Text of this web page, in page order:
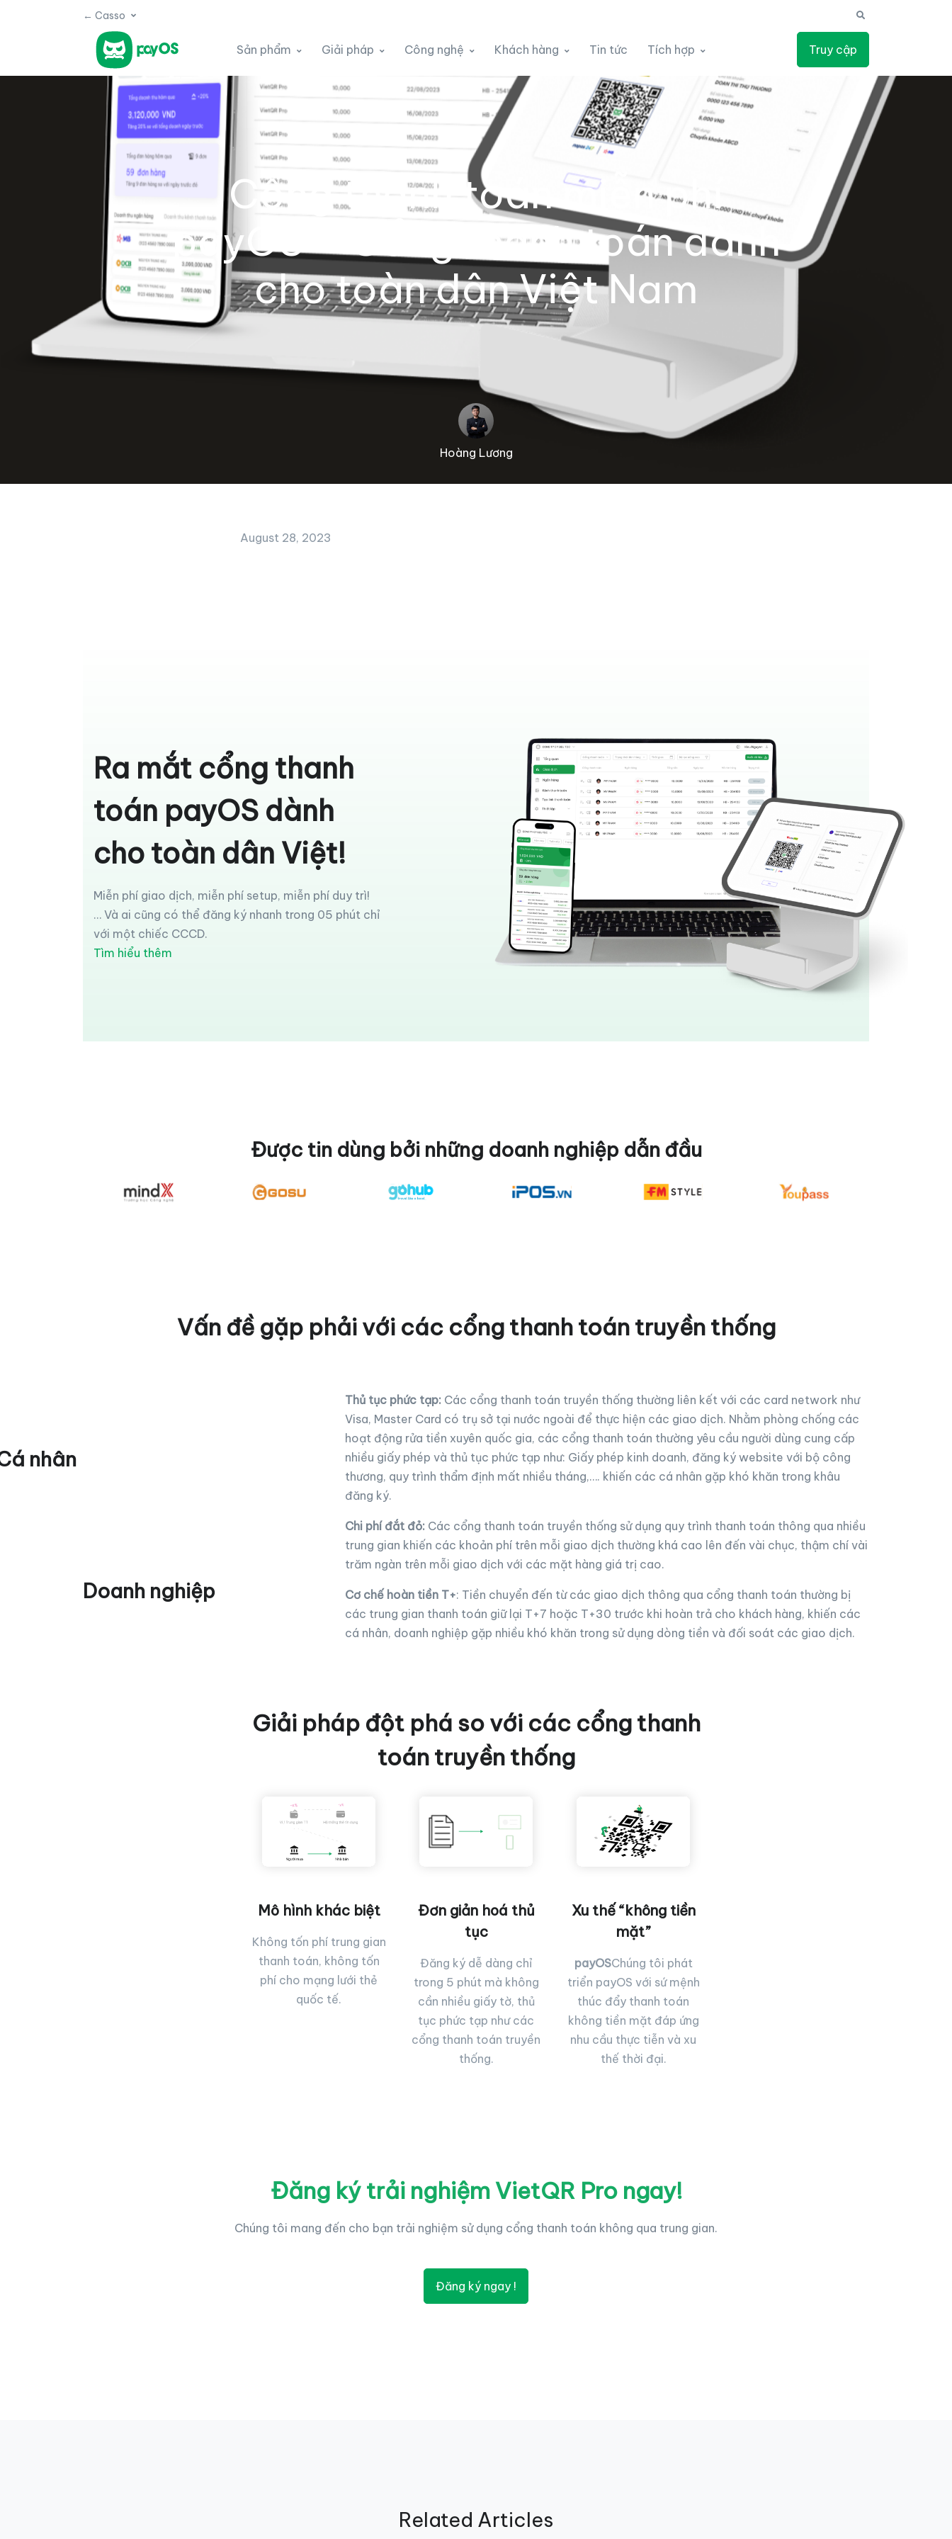
← Casso
Sản phẩm Giải pháp Công nghệ Khách hàng Tin tức Tích hợp Truy cập
Cổng thanh toán miễn phí
payOS – Cổng thanh toán dành
cho toàn dân Việt Nam
Hoàng Lương
August 28, 2023
Ra mắt cổng thanh
toán payOS dành
cho toàn dân Việt!
Miễn phí giao dịch, miễn phí setup, miễn phí duy trì!
… Và ai cũng có thể đăng ký nhanh trong 05 phút chỉ
với một chiếc CCCD.
Tìm hiểu thêm
Được tin dùng bởi những doanh nghiệp dẫn đầu
Vấn đề gặp phải với các cổng thanh toán truyền thống
nhân
Thủ tục phức tạp: Các cổng thanh toán truyền thống thường liên kết với các card network như
Visa, Master Card có trụ sở tại nước ngoài để thực hiện các giao dịch. Nhằm phòng chống các
hoạt động rửa tiền xuyên quốc gia, các cổng thanh toán thường yêu cầu người dùng cung cấp
nhiều giấy phép và thủ tục phức tạp như: Giấy phép kinh doanh, đăng ký website với bộ công
thương, quy trình thẩm định mất nhiều tháng,…. khiến các cá nhân gặp khó khăn trong khâu
đăng ký.
Doanh nghiệp
Chi phí đắt đỏ: Các cổng thanh toán truyền thống sử dụng quy trình thanh toán thông qua nhiều
trung gian khiến các khoản phí trên mỗi giao dịch thường khá cao lên đến vài chục, thậm chí vài
trăm ngàn trên mỗi giao dịch với các mặt hàng giá trị cao.
Cơ chế hoàn tiền T+: Tiền chuyển đến từ các giao dịch thông qua cổng thanh toán thường bị
các trung gian thanh toán giữ lại T+7 hoặc T+30 trước khi hoàn trả cho khách hàng, khiến các
cá nhân, doanh nghiệp gặp nhiều khó khăn trong sử dụng dòng tiền và đối soát các giao dịch.
Giải pháp đột phá so với các cổng thanh
toán truyền thống
Mô hình khác biệt
Không tốn phí trung gian
thanh toán, không tốn
phí cho mạng lưới thẻ
quốc tế.
Đơn giản hoá thủ
tục
Đăng ký dễ dàng chỉ
trong 5 phút mà không
cần nhiều giấy tờ, thủ
tục phức tạp như các
cổng thanh toán truyền
thống.
Xu thế “không tiền
mặt”
payOSChúng tôi phát
triển payOS với sứ mệnh
thúc đẩy thanh toán
không tiền mặt đáp ứng
nhu cầu thực tiễn và xu
thế thời đại.
Đăng ký trải nghiệm VietQR Pro ngay!
Chúng tôi mang đến cho bạn trải nghiệm sử dụng cổng thanh toán không qua trung gian.
Đăng ký ngay !
Related Articles